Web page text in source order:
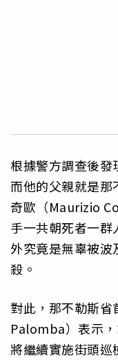
根據警方調查後發
而他的父親就是
奇歐（Maurizio
手一共朝死者一
外究竟是無辜被
殺。
對此，那不勒斯
Palomba）表示
將繼續實施街頭巡